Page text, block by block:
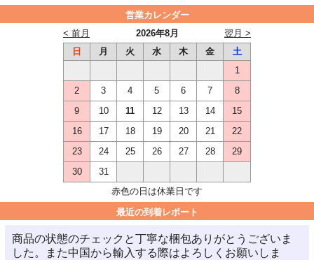
営業カレンダー
2026年8月
< 前月
翌月 >
日
月 火 水 木 金
土
1
2
3 4 5 6 7
8
9
10 11 12 13 14
15
16
17 18 19 20 21
22
23
24 25 26 27 28
29
30
31
赤色の日は休業日です
最近の到着レポート
商品の状態のチェックと丁寧な梱包ありがとうございま
した。また中国から輸入する際はよろしくお願いしま